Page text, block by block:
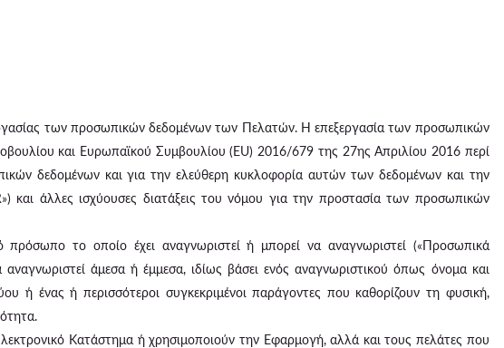
των προσωπικών δεδομένων των Πελατών. Η επεξεργασία των προσωπικών
και Ευρωπαϊκού Συμβουλίου (EU) 2016/679 της 27ης Απριλίου 2016 περί
δεδομένων και για την ελεύθερη κυκλοφορία αυτών των δεδομένων και την
άλλες ισχύουσες διατάξεις του νόμου για την προστασία των προσωπικών
το οποίο έχει αναγνωριστεί ή μπορεί να αναγνωριστεί («Προσωπικά
άμεσα ή έμμεσα, ιδίως βάσει ενός αναγνωριστικού όπως όνομα και
ή ένας ή περισσότεροι συγκεκριμένοι παράγοντες που καθορίζουν τη φυσική,
Κατάστημα ή χρησιμοποιούν την Εφαρμογή, αλλά και τους πελάτες που